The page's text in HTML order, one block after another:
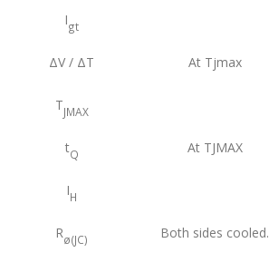
Igt
ΔV / ΔT At Tjmax
TJMAX
tQ At TJMAX
IH
Rø(JC) Both sides cooled.